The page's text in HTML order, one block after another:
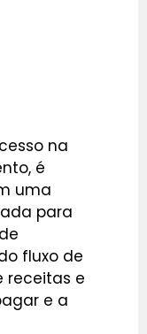
na
é
uma
para
fluxo de
receitas e
e a